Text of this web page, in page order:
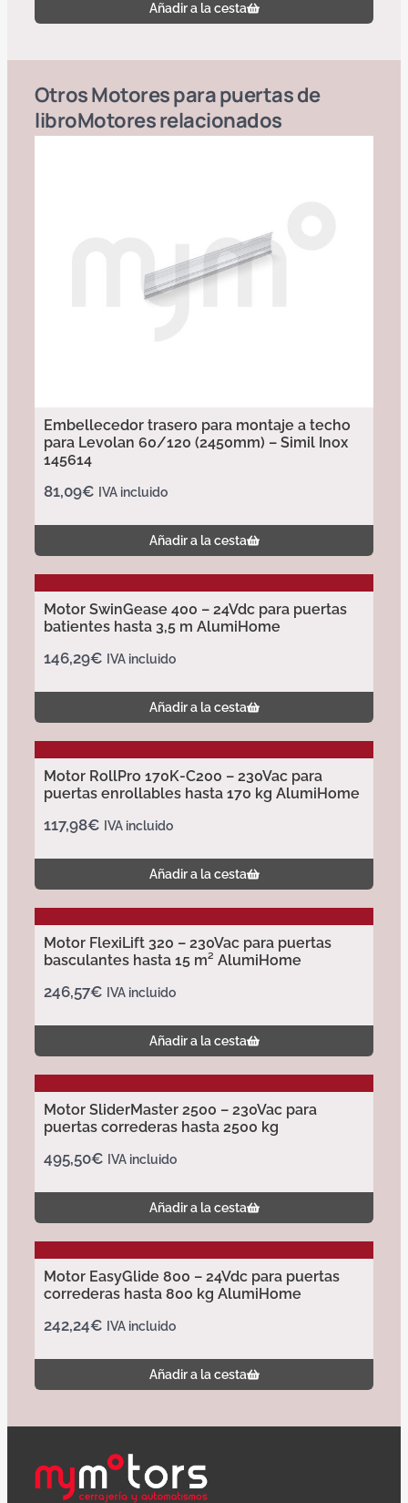
Añadir a la cesta
OtrosMotores para puertas de
libroMotoresrelacionados
Embellecedor trasero para montaje a techo
para Levolan 60/120 (2450mm) – Simil Inox
145614
81,09€ IVA incluido
Añadir a la cesta
Motor SwinGease 400 – 24Vdc para puertas
batientes hasta 3,5 m AlumiHome
146,29€ IVA incluido
Añadir a la cesta
Motor RollPro 170K-C200 – 230Vac para
puertas enrollables hasta 170 kg AlumiHome
117,98€ IVA incluido
Añadir a la cesta
Motor FlexiLift 320 – 230Vac para puertas
basculantes hasta 15 m² AlumiHome
246,57€ IVA incluido
Añadir a la cesta
Motor SliderMaster 2500 – 230Vac para
puertas correderas hasta 2500 kg
495,50€ IVA incluido
Añadir a la cesta
Motor EasyGlide 800 – 24Vdc para puertas
correderas hasta 800 kg AlumiHome
242,24€ IVA incluido
Añadir a la cesta